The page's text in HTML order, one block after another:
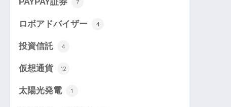
7
ロボアドバイザー 4
投資信託 4
仮想通貨 12
太陽光発電 1